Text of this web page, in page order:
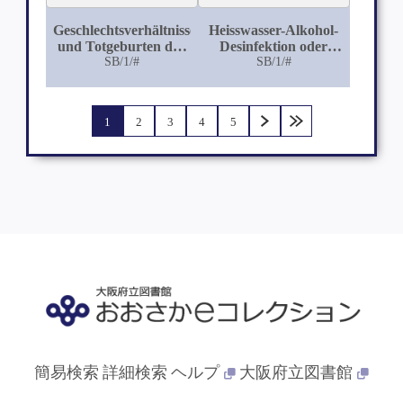
Geschlechtsverhältnisse
und Totgeburten der
ehelichen verglichen
nach den Ergebnissen
der Basler Klinik in
1890
SB/1/#
Heisswasser-Alkohol-
Desinfektion oder
Handschuhprophylaxe
Basel
SB/1/#
1 2 3 4 5
簡易検索 詳細検索 ヘルプ 大阪府立図書館